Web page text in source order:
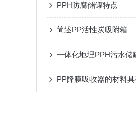
PPH防腐储罐特点
简述PP活性炭吸附箱
一体化地埋PPH污水储